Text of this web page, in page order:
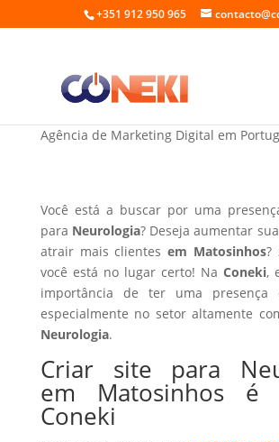
+351 912 950 965
Criar site para Neurologia em
Agência de Marketing Digital em
Você está a buscar por uma
para Neurologia? Deseja aumentar
atrair mais clientesem Matosinhos?
você está no lugar certo! NaConeki,
importância de ter uma presença
especialmente no setor altamente
Neurologia.
Criar site para
em Matosinhos
Coneki